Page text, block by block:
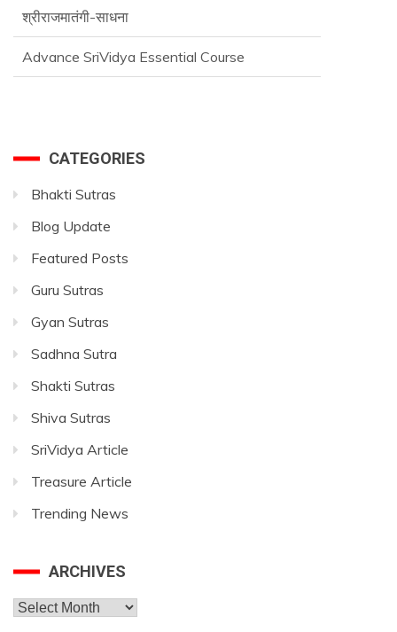
Advance SriVidya Essential Course
CATEGORIES
Bhakti Sutras
Blog Update
Featured Posts
Guru Sutras
Gyan Sutras
Sadhna Sutra
Shakti Sutras
Shiva Sutras
SriVidya Article
Treasure Article
Trending News
ARCHIVES
Archives